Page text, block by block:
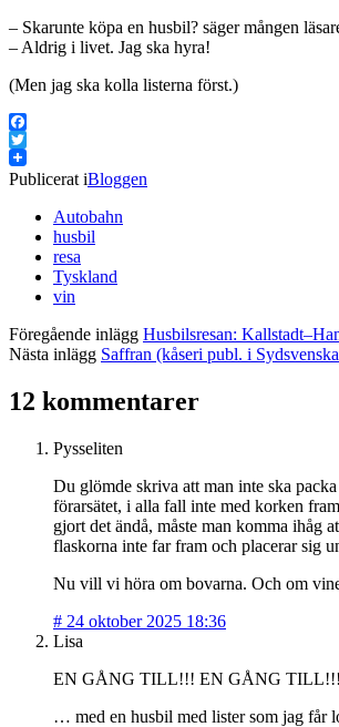
– Skarunte köpa en husbil? säger mången
– Aldrig i livet. Jag ska hyra!
(Men jag ska kolla listerna först.)
Facebook
Twitter
Publicerat iBloggen
Autobahn
husbil
resa
Tyskland
vin
Föregående inlägg Husbilsresan:
Nästa inlägg Saffran (kåseri publ. i
12 kommentarer
Pysseliten
Du glömde skriva att man inte ska
förarsätet, i alla fall inte med korken
gjort det ändå, måste man komma ihåg
flaskorna inte far fram och placerar sig
Nu vill vi höra om bovarna. Och om
# 24 oktober 2025 18:36
Lisa
EN GÅNG TILL!!! EN GÅNG
… med en husbil med lister som jag får